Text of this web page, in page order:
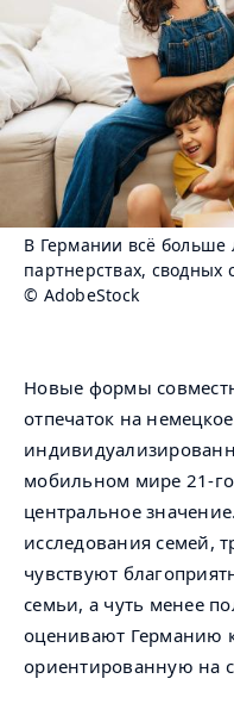
В Германии всё
партнерствах, сводных
© AdobeStock
Новые формы
отпечаток на немецкое
мобильном мире 21-го
центральное
исследования семей,
чувствуют
семьи, а чуть менее
оценивают Германию
ориентированную на